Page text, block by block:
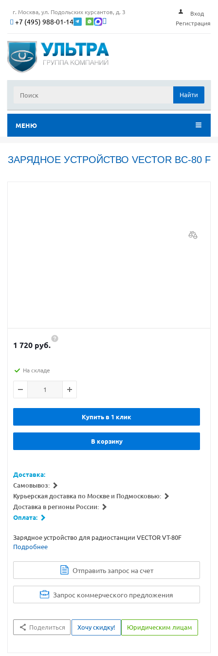
г. Москва, ул. Подольских курсантов, д. 3
+7 (495) 988-01-14
Вход
Регистрация
Найти
МЕНЮ
ЗАРЯДНОЕ УСТРОЙСТВО VECTOR BC-80 F
1 720 руб.
На складе
Купить в 1 клик
В корзину
Доставка:
Самовывоз:
Курьерская доставка по Москве и Подмосковью:
Доставка в регионы России:
Оплата:
Зарядное устройство для радиостанции VECTOR VT-80F
Подробнее
Отправить запрос на счет
Запрос коммерческого предложения
Поделиться Хочу скидку! Юридическим лицам